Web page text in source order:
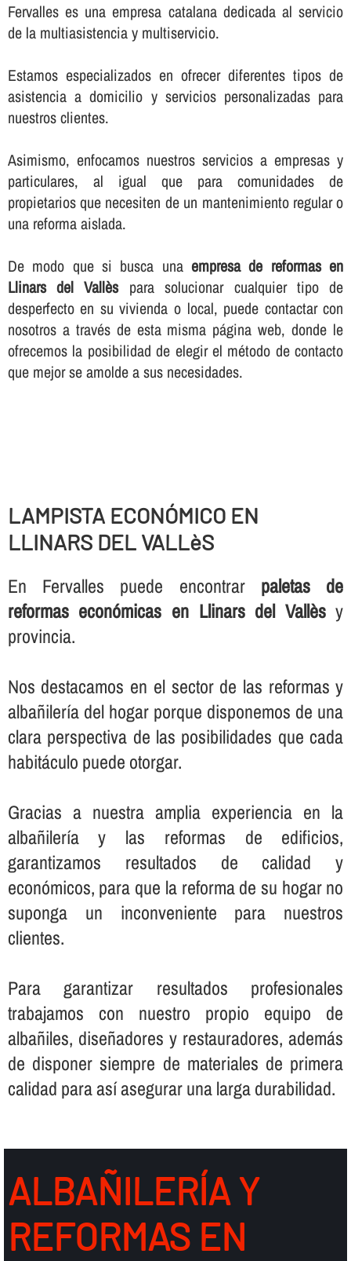
Fervalles es una empresa catalana dedicada al servicio
de la multiasistencia y multiservicio.
Estamos especializados en ofrecer diferentes tipos de
asistencia a domicilio y servicios personalizadas para
nuestros clientes.
Asimismo, enfocamos nuestros servicios a empresas y
particulares, al igual que para comunidades de
propietarios que necesiten de un mantenimiento regular o
una reforma aislada.
De modo que si busca unaempresa de reformas en
Llinars del Vallèspara solucionar cualquier tipo de
desperfecto en su vivienda o local, puede contactar con
nosotros a través de esta misma página web, donde le
ofrecemos la posibilidad de elegir el método de contacto
que mejor se amolde a sus necesidades.
LAMPISTA ECONÓMICO EN
LLINARS DEL VALLèS
En Fervalles puede encontrar paletas de
reformas económicas en Llinars del Vallèsy
provincia.
Nos destacamos en el sector de las reformas y
albañilerí­a del hogar porque disponemos de una
clara perspectiva de las posibilidades que cada
habitáculo puede otorgar.
Gracias a nuestra amplia experiencia en la
albañilerí­a y las reformas de edificios,
garantizamos resultados de calidad y
económicos, para que la reforma de su hogar no
suponga un inconveniente para nuestros
clientes.
Para garantizar resultados profesionales
trabajamos con nuestro propio equipo de
albañiles, diseñadores y restauradores, además
de disponer siempre de materiales de primera
calidad para así­ asegurar una larga durabilidad.
ALBAÑILERÍ­A Y
REFORMAS EN